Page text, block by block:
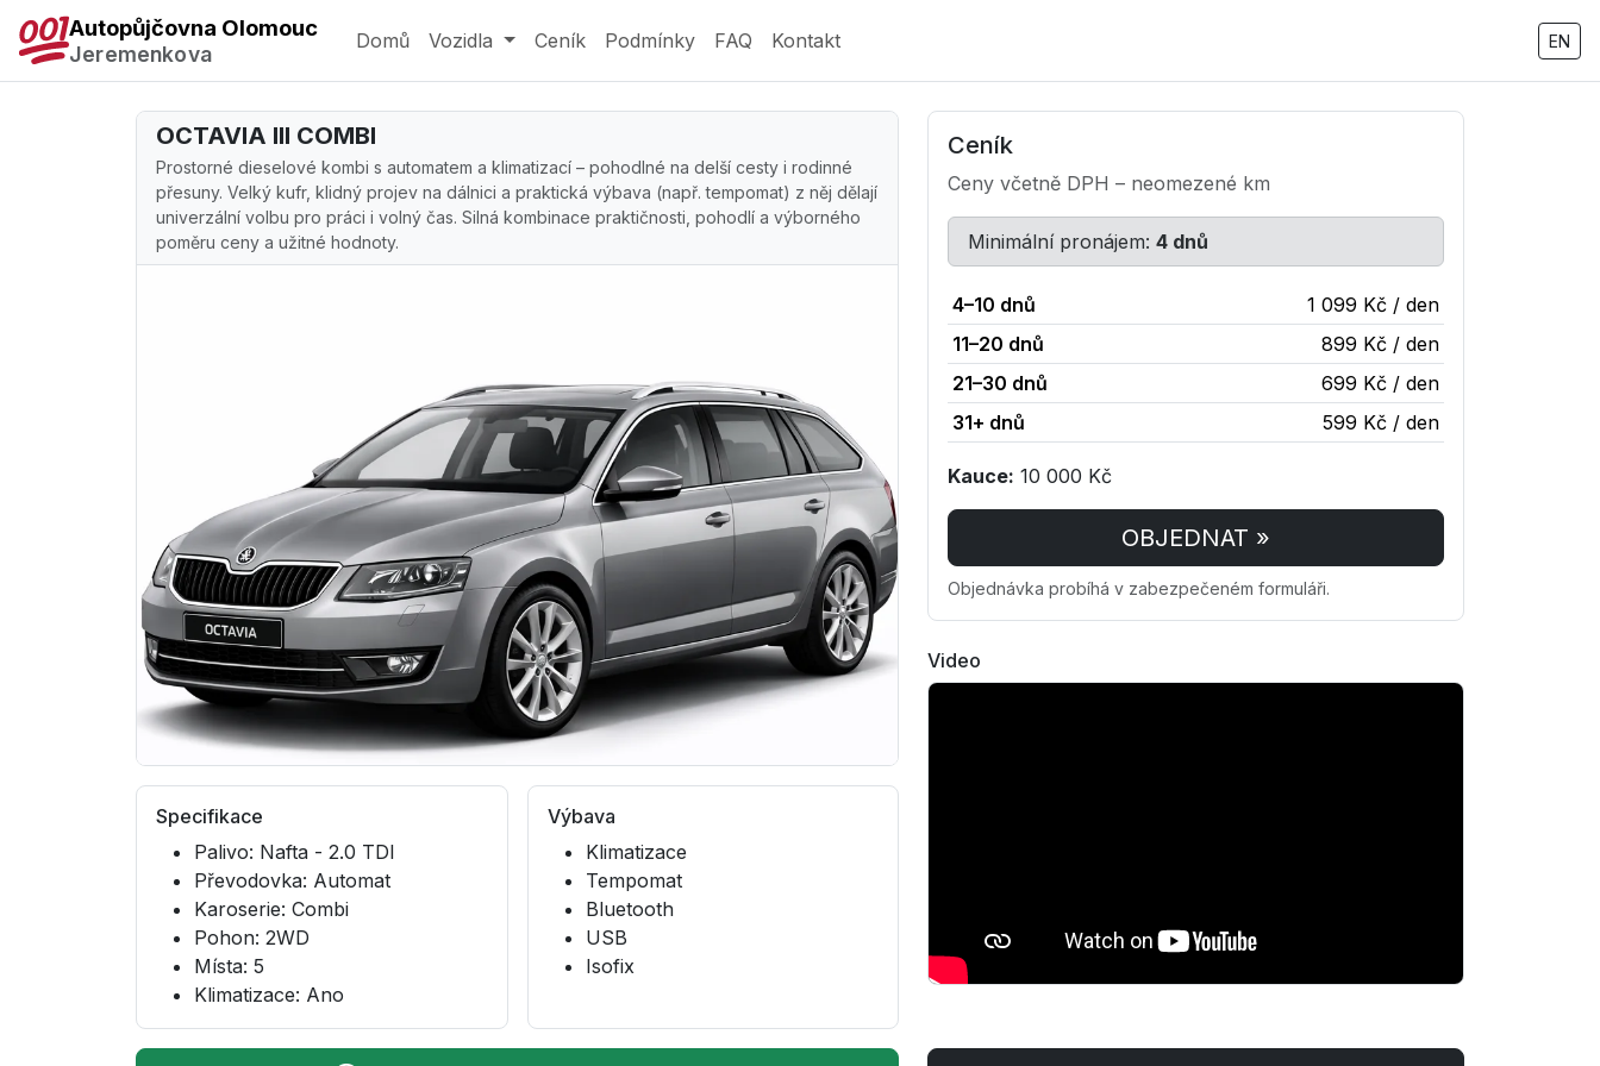
Autopůjčovna Olomouc
Jeremenkova
Domů Vozidla Ceník Podmínky FAQ Kontakt EN
OCTAVIA III COMBI
Prostorné dieselové kombi s automatem a klimatizací – pohodlné na delší cesty i rodinné
přesuny. Velký kufr, klidný projev na dálnici a praktická výbava (např. tempomat) z něj dělají
univerzální volbu pro práci i volný čas. Silná kombinace praktičnosti, pohodlí a výborného
poměru ceny a užitné hodnoty.
Specifikace
Palivo: Nafta - 2.0 TDI
Převodovka: Automat
Karoserie: Combi
Pohon: 2WD
Místa: 5
Klimatizace: Ano
Výbava
Klimatizace
Tempomat
Bluetooth
USB
Isofix
Ceník
Ceny včetně DPH – neomezené km
Minimální pronájem: 4 dnů
4–10 dnů
1 099 Kč / den
11–20 dnů
899 Kč / den
21–30 dnů
699 Kč / den
31+ dnů
599 Kč / den
Kauce: 10 000 Kč
OBJEDNAT »
Objednávka probíhá v zabezpečeném formuláři.
Video